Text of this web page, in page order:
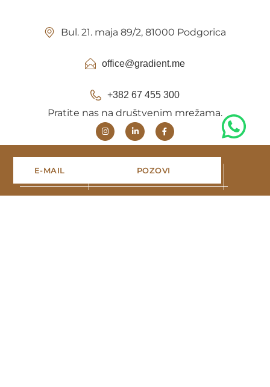
E-MAIL POZOVI
Bul. 21. maja 89/2, 81000 Podgorica
office@gradient.me
+382 67 455 300
Pratite nas na društvenim mrežama.
Navigacija